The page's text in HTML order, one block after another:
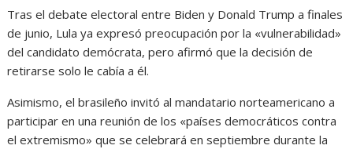
Tras el debate electoral entre Biden y Donald Trump a finales
de junio, Lula ya expresó preocupación por la «vulnerabilidad»
del candidato demócrata, pero afirmó que la decisión de
retirarse solo le cabía a él.
Asimismo, el brasileño invitó al mandatario norteamericano a
participar en una reunión de los «países democráticos contra
el extremismo» que se celebrará en septiembre durante la